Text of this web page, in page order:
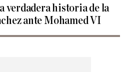
verdadera historia de la
ante Mohamed VI